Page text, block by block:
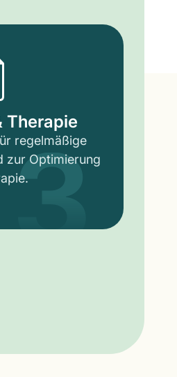
Therapie
regelmäßige
zur Optimierung
3